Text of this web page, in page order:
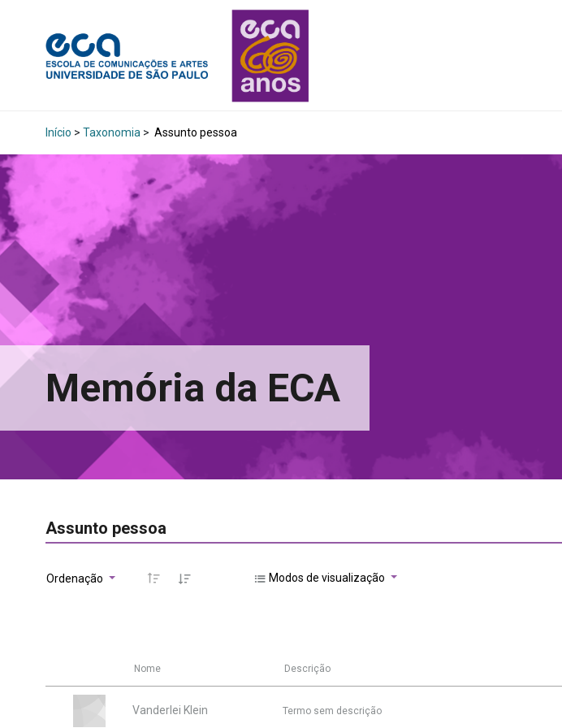
Início > Taxonomia > Assunto pessoa
Memória da ECA
Assunto pessoa
Ordenação Modos de visualização
Nome Descrição
Vanderlei Klein Termo sem descrição